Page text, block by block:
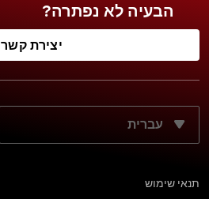
הבעיה לא נפתרה?
יצירת קשר
מה שפת התצוגה הרצויה?
תנאי שימוש